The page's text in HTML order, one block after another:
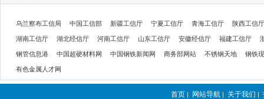
乌兰察布工信局 中国工信部 新疆工信厅 宁夏工信厅 青海工信厅 陕西工信厅
湖南工信厅 湖北经信厅 河南工信厅 山东工信厅 安徽经信厅 福建工信厅
钢管信息港 中国超硬材料网 中国钢铁新闻网 商务部网站 不锈钢天地 钢铁
有色金属人才网
首页 | 网站导航 | 关于我们 |